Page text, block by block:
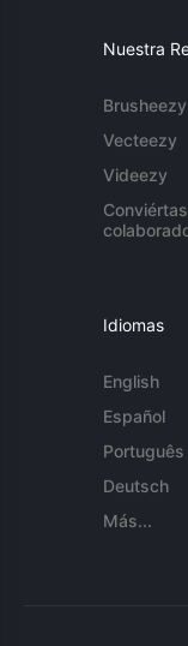
Nuestra
Brusheezy
Vecteezy
Videezy
Idiomas
English
Español
Português
Deutsch
Más...